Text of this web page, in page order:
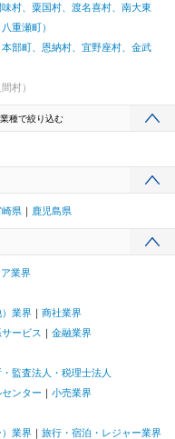
村、粟国村、渡名喜村、南大東
重瀬町）
部町、恩納村、宜野座村、金武
村）
種で絞り込む
崎県 鹿児島県
業界
）業界
商社業界
ービス
金融業界
監査法人・税理士法人
ンター
小売業界
業界
旅行・宿泊・レジャー業界